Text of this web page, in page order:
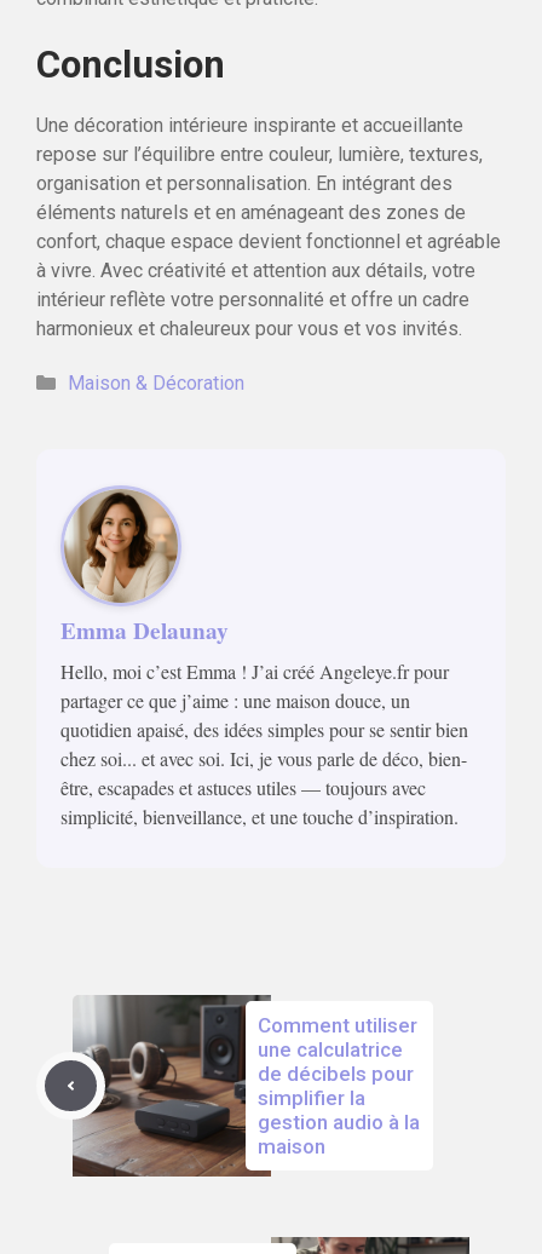
Conclusion
Une décoration intérieure inspirante et accueillante
repose sur l’équilibre entre couleur, lumière, textures,
organisation et personnalisation. En intégrant des
éléments naturels et en aménageant des zones de
confort, chaque espace devient fonctionnel et agréable
à vivre. Avec créativité et attention aux détails, votre
intérieur reflète votre personnalité et offre un cadre
harmonieux et chaleureux pour vous et vos invités.
Catégories
Maison & Décoration
Emma Delaunay
Hello, moi c’est Emma ! J’ai créé Angeleye.fr pour
partager ce que j’aime : une maison douce, un
quotidien apaisé, des idées simples pour se sentir bien
chez soi... et avec soi. Ici, je vous parle de déco, bien-
être, escapades et astuces utiles — toujours avec
simplicité, bienveillance, et une touche d’inspiration.
Comment utiliser
une calculatrice
de décibels pour
simplifier la
gestion audio à la
maison